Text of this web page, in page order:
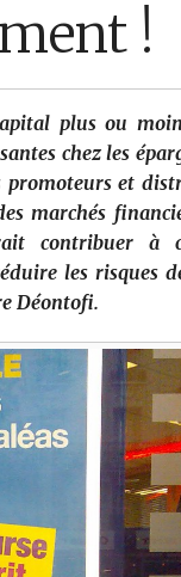
Objectifs & stratégie
Retraite
Transmission
!
plus ou
chez les
promoteurs et
marchés
contribuer à
les risques
Déontofi.